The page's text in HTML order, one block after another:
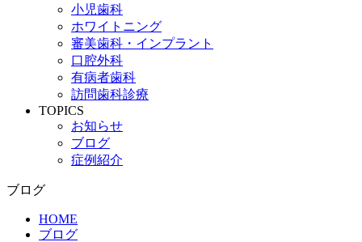
小児歯科
ホワイトニング
審美歯科・インプラント
口腔外科
有病者歯科
訪問歯科診療
TOPICS
お知らせ
ブログ
症例紹介
ブログ
HOME
ブログ